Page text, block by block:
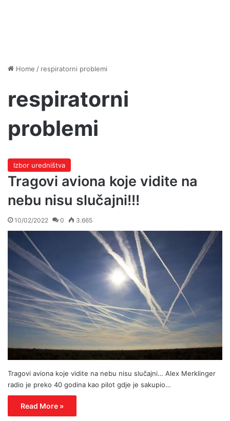
Home / respiratorni problemi
respiratorni
problemi
Izbor uredništva
Tragovi aviona koje vidite na
nebu nisu slučajni!!!
10/02/2022 0 3.665
Tragovi aviona koje vidite na nebu nisu slučajni… Alex Merklinger
radio je preko 40 godina kao pilot gdje je sakupio…
Read More »